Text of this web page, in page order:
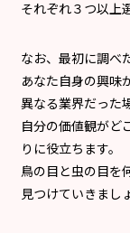
それぞれ３つ以上
なお、最初に調べ
あなた自身の興味
異なる業界だった
自分の価値観がど
りに役立ちます。
鳥の目と虫の目を
見つけていきまし